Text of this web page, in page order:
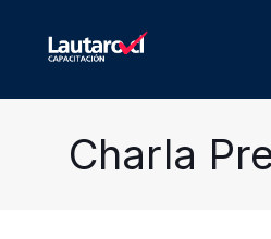
Charla